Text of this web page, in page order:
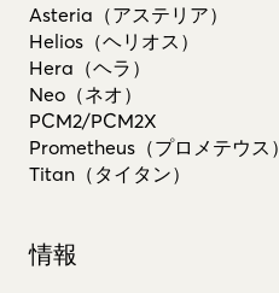
Asteria（アステリア）
Helios（ヘリオス）
Hera（ヘラ）
Neo（ネオ）
PCM2/PCM2X
Prometheus（プロメテウス）
Titan（タイタン）
情報